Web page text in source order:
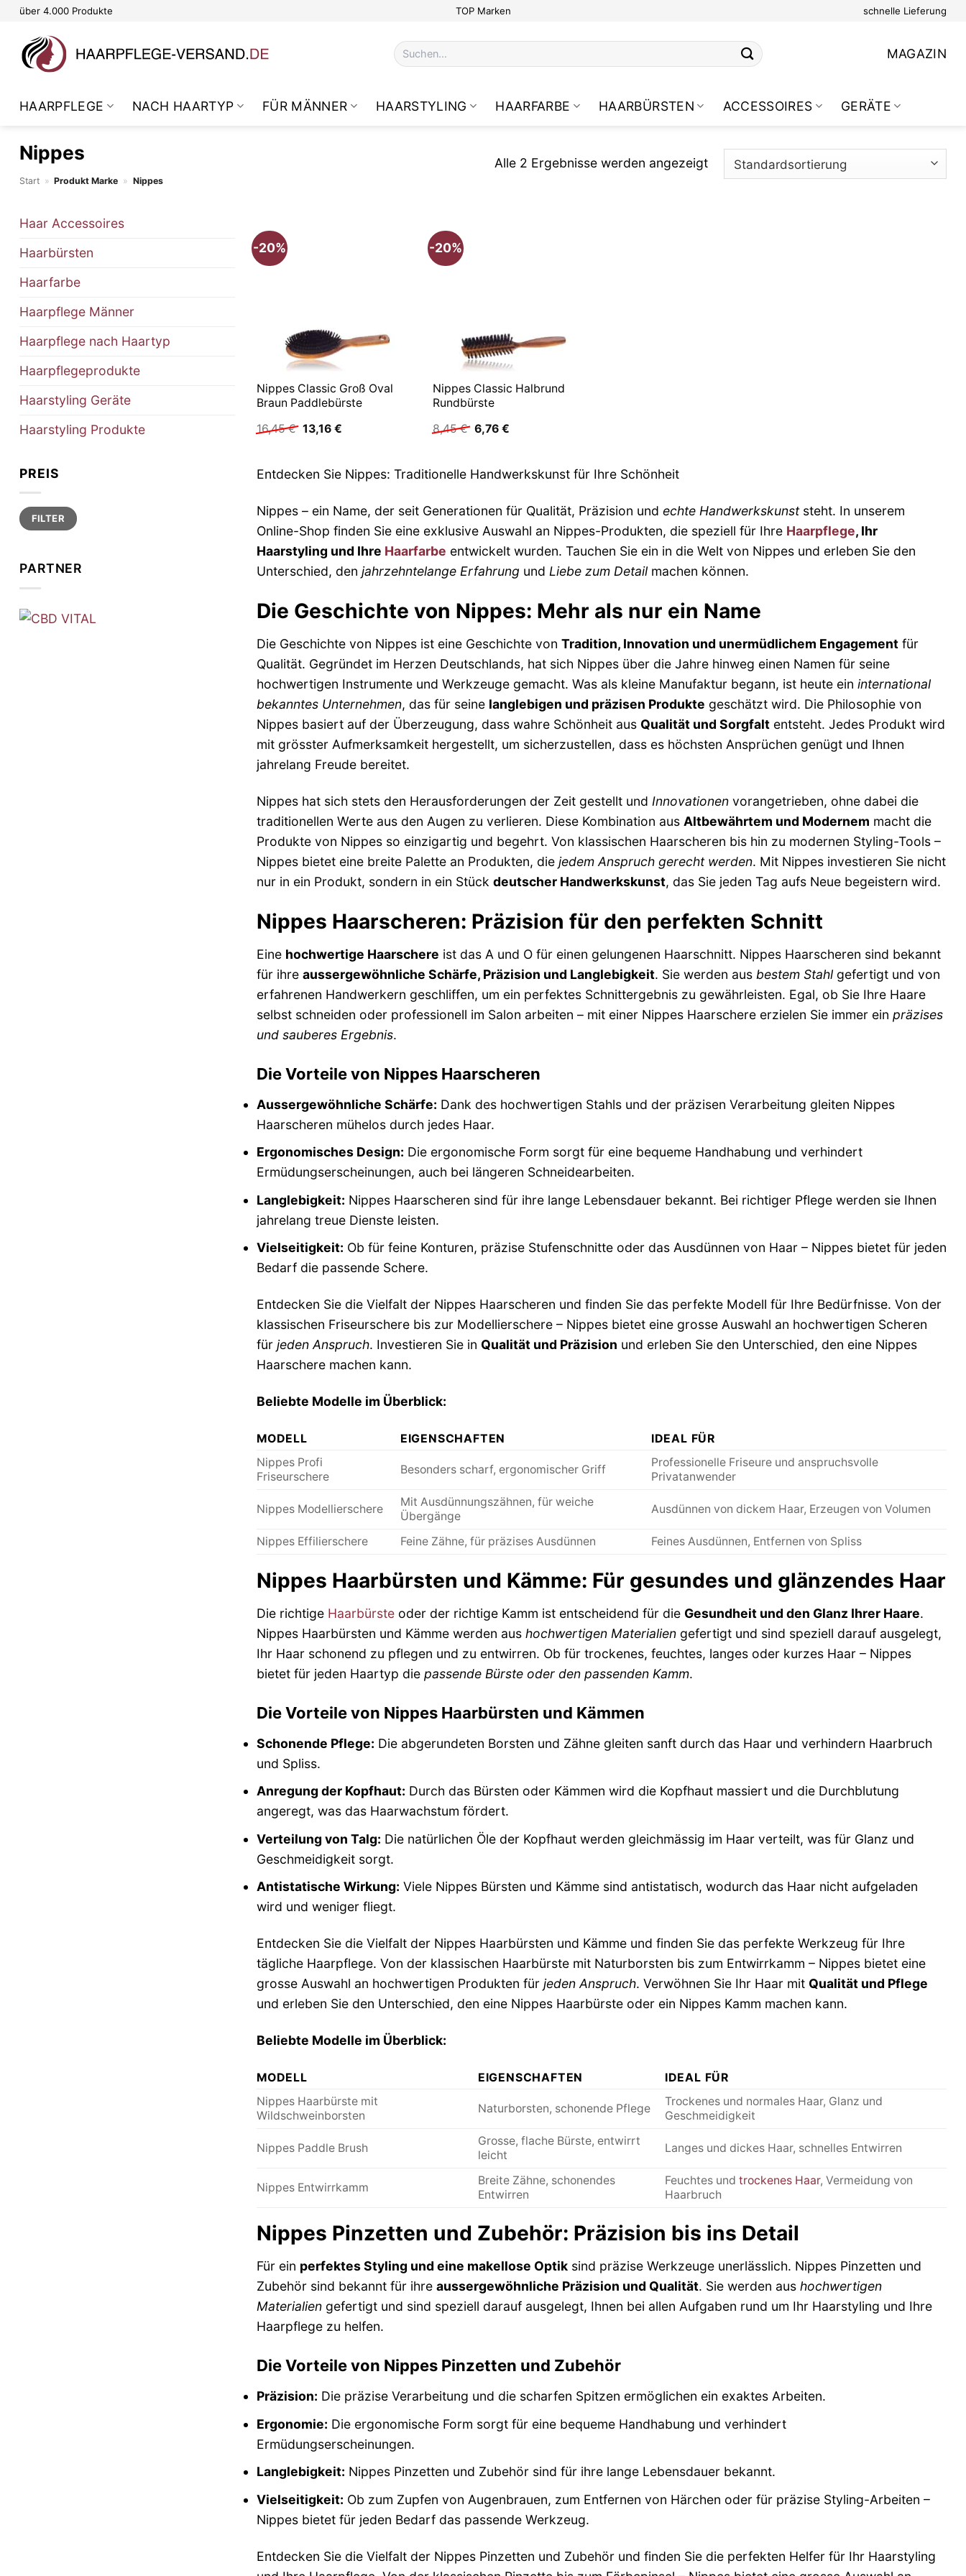
Zum
springen
über 4.000 Produkte TOP Marken schnelle Lieferung
Suchen
nach:
MAGAZIN
HAARPFLEGE NACH HAARTYP FÜR MÄNNER HAARSTYLING HAARFARBE HAARBÜRSTEN ACCESSOIRES GERÄTE
Nippes
Start » Produkt Marke » Nippes
Alle 2 Ergebnisse werden angezeigt
Haar Accessoires
Haarbürsten
Haarfarbe
Haarpflege Männer
Haarpflege nach Haartyp
Haarpflegeprodukte
Haarstyling Geräte
Haarstyling Produkte
PREIS
Min.
Preis
Max.
PreisFILTER
PARTNER
-20%
Nippes Classic Groß Oval
Braun Paddlebürste
16,45€ Ursprünglicher
Preis
13,16 €Aktueller
-20%
Nippes Classic Halbrund
Rundbürste
8,45€ Ursprünglicher
Preis
6,76 €Aktueller
Entdecken Sie Nippes: Traditionelle Handwerkskunst für Ihre Schönheit
Nippes – ein Name, der seit Generationen für Qualität, Präzision und echte Handwerkskunststeht. In unserem
Online-Shop finden Sie eine exklusive Auswahl an Nippes-Produkten, die speziell für Ihre Haarpflege, Ihr
Haarstyling und Ihre Haarfarbe entwickelt wurden. Tauchen Sie ein in die Welt von Nippes und erleben Sie den
Unterschied, den jahrzehntelange Erfahrung und Liebe zum Detail machen können.
Die Geschichte von Nippes: Mehr als nur ein Name
Die Geschichte von Nippes ist eine Geschichte von Tradition, Innovation und unermüdlichem Engagement für
Qualität. Gegründet im Herzen Deutschlands, hat sich Nippes über die Jahre hinweg einen Namen für seine
hochwertigen Instrumente und Werkzeuge gemacht. Was als kleine Manufaktur begann, ist heute ein international
bekanntes Unternehmen, das für seine langlebigen und präzisen Produkte geschätzt wird. Die Philosophie von
Nippes basiert auf der Überzeugung, dass wahre Schönheit aus Qualität und Sorgfalt entsteht. Jedes Produkt wird
mit grösster Aufmerksamkeit hergestellt, um sicherzustellen, dass es höchsten Ansprüchen genügt und Ihnen
jahrelang Freude bereitet.
Nippes hat sich stets den Herausforderungen der Zeit gestellt und Innovationen vorangetrieben, ohne dabei die
traditionellen Werte aus den Augen zu verlieren. Diese Kombination aus Altbewährtem und Modernem macht die
Produkte von Nippes so einzigartig und begehrt. Von klassischen Haarscheren bis hin zu modernen Styling-Tools –
Nippes bietet eine breite Palette an Produkten, die jedem Anspruch gerecht werden. Mit Nippes investieren Sie nicht
nur in ein Produkt, sondern in ein Stück deutscher Handwerkskunst, das Sie jeden Tag aufs Neue begeistern wird.
Nippes Haarscheren: Präzision für den perfekten Schnitt
Eine hochwertige Haarschere ist das A und O für einen gelungenen Haarschnitt. Nippes Haarscheren sind bekannt
für ihre aussergewöhnliche Schärfe, Präzision und Langlebigkeit. Sie werden aus bestem Stahl gefertigt und von
erfahrenen Handwerkern geschliffen, um ein perfektes Schnittergebnis zu gewährleisten. Egal, ob Sie Ihre Haare
selbst schneiden oder professionell im Salon arbeiten – mit einer Nippes Haarschere erzielen Sie immer ein präzises
und sauberes Ergebnis.
Die Vorteile von Nippes Haarscheren
Aussergewöhnliche Schärfe: Dank des hochwertigen Stahls und der präzisen Verarbeitung gleiten Nippes
Haarscheren mühelos durch jedes Haar.
Ergonomisches Design: Die ergonomische Form sorgt für eine bequeme Handhabung und verhindert
Ermüdungserscheinungen, auch bei längeren Schneidearbeiten.
Langlebigkeit: Nippes Haarscheren sind für ihre lange Lebensdauer bekannt. Bei richtiger Pflege werden sie Ihnen
jahrelang treue Dienste leisten.
Vielseitigkeit: Ob für feine Konturen, präzise Stufenschnitte oder das Ausdünnen von Haar – Nippes bietet für jeden
Bedarf die passende Schere.
Entdecken Sie die Vielfalt der Nippes Haarscheren und finden Sie das perfekte Modell für Ihre Bedürfnisse. Von der
klassischen Friseurschere bis zur Modellierschere – Nippes bietet eine grosse Auswahl an hochwertigen Scheren
für jeden Anspruch. Investieren Sie in Qualität und Präzision und erleben Sie den Unterschied, den eine Nippes
Haarschere machen kann.
Beliebte Modelle im Überblick:
MODELL EIGENSCHAFTEN
IDEAL FÜR
Nippes Profi
Friseurschere
Besonders scharf, ergonomischer Griff
Professionelle Friseure und anspruchsvolle
Privatanwender
Nippes Modellierschere
Mit Ausdünnungszähnen, für weiche
Übergänge
Ausdünnen von dickem Haar, Erzeugen von Volumen
Nippes Effilierschere Feine Zähne, für präzises Ausdünnen Feines Ausdünnen, Entfernen von Spliss
Nippes Haarbürsten und Kämme: Für gesundes und glänzendes Haar
Die richtige Haarbürste oder der richtige Kamm ist entscheidend für die Gesundheit und den Glanz Ihrer Haare.
Nippes Haarbürsten und Kämme werden aus hochwertigen Materialien gefertigt und sind speziell darauf ausgelegt,
Ihr Haar schonend zu pflegen und zu entwirren. Ob für trockenes, feuchtes, langes oder kurzes Haar – Nippes
bietet für jeden Haartyp die passende Bürste oder den passenden Kamm.
Die Vorteile von Nippes Haarbürsten und Kämmen
Schonende Pflege: Die abgerundeten Borsten und Zähne gleiten sanft durch das Haar und verhindern Haarbruch
und Spliss.
Anregung der Kopfhaut: Durch das Bürsten oder Kämmen wird die Kopfhaut massiert und die Durchblutung
angeregt, was das Haarwachstum fördert.
Verteilung von Talg: Die natürlichen Öle der Kopfhaut werden gleichmässig im Haar verteilt, was für Glanz und
Geschmeidigkeit sorgt.
Antistatische Wirkung: Viele Nippes Bürsten und Kämme sind antistatisch, wodurch das Haar nicht aufgeladen
wird und weniger fliegt.
Entdecken Sie die Vielfalt der Nippes Haarbürsten und Kämme und finden Sie das perfekte Werkzeug für Ihre
tägliche Haarpflege. Von der klassischen Haarbürste mit Naturborsten bis zum Entwirrkamm – Nippes bietet eine
grosse Auswahl an hochwertigen Produkten für jeden Anspruch. Verwöhnen Sie Ihr Haar mit Qualität und Pflege
und erleben Sie den Unterschied, den eine Nippes Haarbürste oder ein Nippes Kamm machen kann.
Beliebte Modelle im Überblick:
MODELL EIGENSCHAFTEN
IDEAL FÜR
Nippes Haarbürste mit
Wildschweinborsten
Naturborsten, schonende Pflege
Trockenes und normales Haar, Glanz und
Geschmeidigkeit
Nippes Paddle Brush
Grosse, flache Bürste, entwirrt
leicht
Langes und dickes Haar, schnelles Entwirren
Nippes Entwirrkamm
Breite Zähne, schonendes
Entwirren
Feuchtes und trockenes Haar, Vermeidung von
Haarbruch
Nippes Pinzetten und Zubehör: Präzision bis ins Detail
Für ein perfektes Styling und eine makellose Optik sind präzise Werkzeuge unerlässlich. Nippes Pinzetten und
Zubehör sind bekannt für ihre aussergewöhnliche Präzision und Qualität. Sie werden aus hochwertigen
Materialien gefertigt und sind speziell darauf ausgelegt, Ihnen bei allen Aufgaben rund um Ihr Haarstyling und Ihre
Haarpflege zu helfen.
Die Vorteile von Nippes Pinzetten und Zubehör
Präzision: Die präzise Verarbeitung und die scharfen Spitzen ermöglichen ein exaktes Arbeiten.
Ergonomie: Die ergonomische Form sorgt für eine bequeme Handhabung und verhindert
Ermüdungserscheinungen.
Langlebigkeit: Nippes Pinzetten und Zubehör sind für ihre lange Lebensdauer bekannt.
Vielseitigkeit: Ob zum Zupfen von Augenbrauen, zum Entfernen von Härchen oder für präzise Styling-Arbeiten –
Nippes bietet für jeden Bedarf das passende Werkzeug.
Entdecken Sie die Vielfalt der Nippes Pinzetten und Zubehör und finden Sie die perfekten Helfer für Ihr Haarstyling